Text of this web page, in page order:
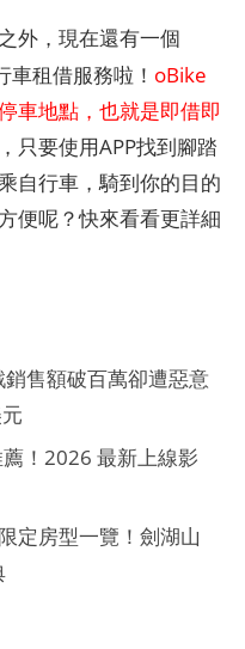
外，現在還有一個
租借服務啦！ oBike
車地點，也就是即借即
只要使用APP找到腳踏
自行車，騎到你的目的
便呢？快來看看更詳細
售額破百萬卻遭惡意
！2026 最新上線影
定房型一覽！劍湖山